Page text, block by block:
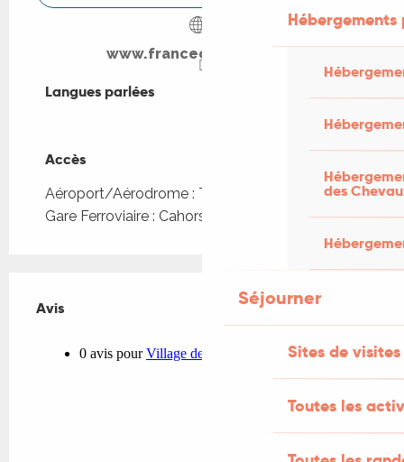
des
Séjourner
Sites de visites
Toutes les
www.francecomfort.com
Langues parlées
Langues parlées
Accès
Accès
Aéroport/Aérodrome : Toulouse à 148km
Gare Ferroviaire : Cahors à 45km
Avis
Avis